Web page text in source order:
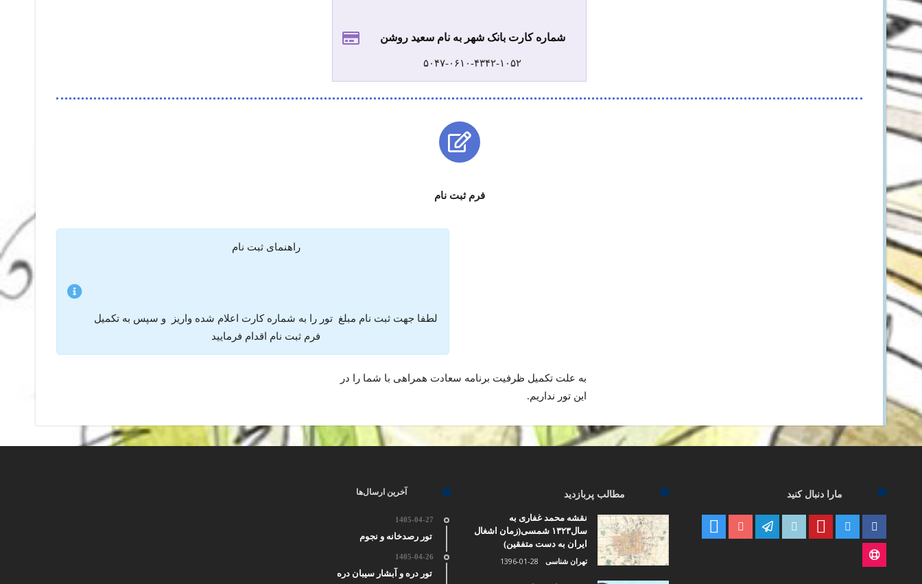
شماره کارت بانک شهر به نام سعید روشن
۵۰۴۷-۰۶۱۰-۴۳۴۲-۱۰۵۲
فرم ثبت نام
راهنمای ثبت نام
لطفا جهت ثبت نام مبلغ تور را به شماره کارت اعلام شده واریز و سپس به تکمیل
فرم ثبت نام اقدام فرمایید
به علت تکمیل ظرفیت برنامه سعادت همراهی با شما را در
این تور نداریم.
مارا دنبال کنید مطالب پربازدید
نقشه محمد غفاری به
سال۱۳۲۳ شمسی(زمان اشغال
ایران به دست متفقین)
تهران شناسی 1396-01-28
آخرین ارسال‌ها
1405-04-27
تور رصدخانه و نجوم
1405-04-26
تور دره و آبشار سیبان دره